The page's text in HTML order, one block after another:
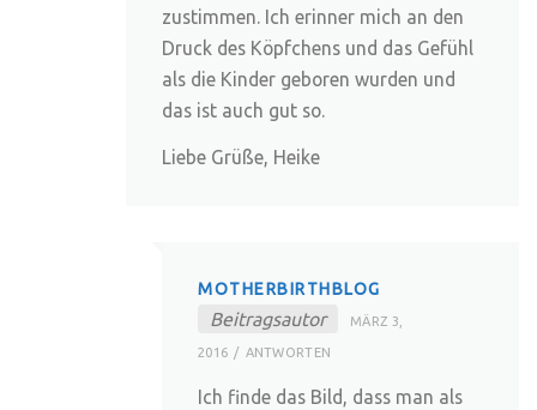
zustimmen. Ich erinner mich an den
Druck des Köpfchens und das Gefühl
als die Kinder geboren wurden und
das ist auch gut so.
Liebe Grüße, Heike
MOTHERBIRTHBLOG
Beitragsautor MÄRZ 3,
2016 ANTWORTEN
Ich finde das Bild, dass man als